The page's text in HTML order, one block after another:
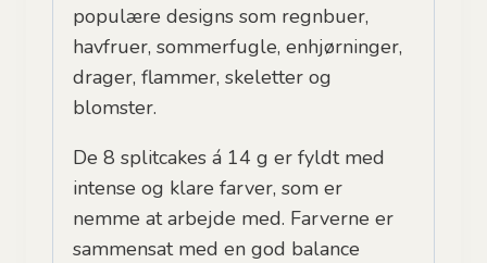
populære designs som regnbuer,
havfruer, sommerfugle, enhjørninger,
drager, flammer, skeletter og
blomster.
De 8 splitcakes á 14 g er fyldt med
intense og klare farver, som er
nemme at arbejde med. Farverne er
sammensat med en god balance